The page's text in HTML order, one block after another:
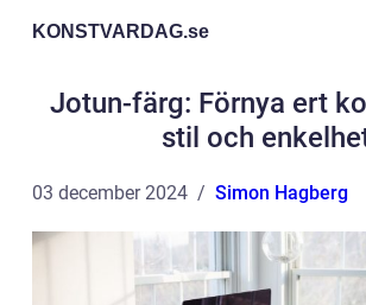
KONSTVARDAG.se
Jotun-färg: Förnya ert
stil och
03 december 2024 Simon Hagberg